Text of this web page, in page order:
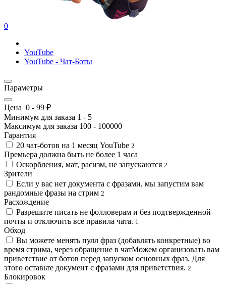
0
YouTube
YouTube - Чат-Боты
Параметры
Цена 0 - 99 ₽
Минимум для заказа 1 - 5
Максимум для заказа 100 - 100000
Гарантия
20 чат-ботов на 1 месяц YouTube 2
Премьера должна быть не более 1 часа
Оскорбления, мат, расизм, не запускаются 2
Зрители
Если у вас нет документа с фразами, мы запустим вам
рандомные фразы на стрим 2
Расхождение
Разрешите писать не фолловерам и без подтвержденной
почты и отключить все правила чата. 1
Обход
Вы можете менять пулл фраз (добавлять конкретные) во
время стрима, через обращение в чатМожем организовать вам
приветствие от ботов перед запуском основных фраз. Для
этого оставьте документ с фразами для приветствия. 2
Блокировок